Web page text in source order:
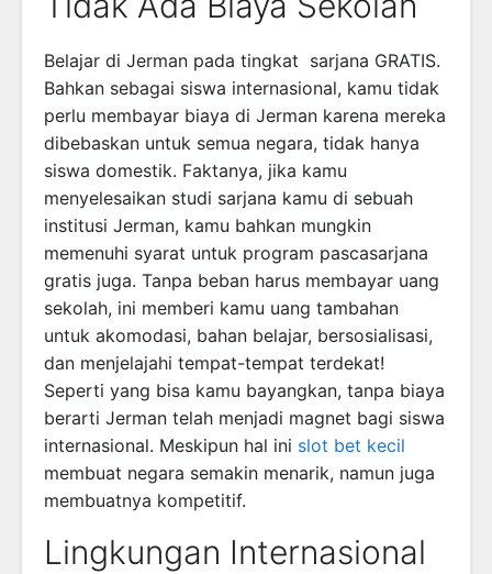
Belajar di Jerman pada tingkat sarjana GRATIS.
Bahkan sebagai siswa internasional, kamu tidak
perlu membayar biaya di Jerman karena mereka
dibebaskan untuk semua negara, tidak hanya
siswa domestik. Faktanya, jika kamu
menyelesaikan studi sarjana kamu di sebuah
institusi Jerman, kamu bahkan mungkin
memenuhi syarat untuk program pascasarjana
gratis juga. Tanpa beban harus membayar uang
sekolah, ini memberi kamu uang tambahan
untuk akomodasi, bahan belajar, bersosialisasi,
dan menjelajahi tempat-tempat terdekat!
Seperti yang bisa kamu bayangkan, tanpa biaya
berarti Jerman telah menjadi magnet bagi siswa
internasional. Meskipun hal ini slot bet kecil
membuat negara semakin menarik, namun juga
membuatnya kompetitif.
Lingkungan Internasional